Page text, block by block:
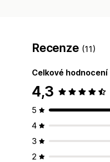
Recenze (11)
Celkové hodnocení
4,3
5
4
3
2